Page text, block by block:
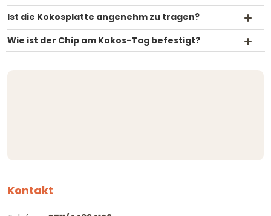
Ist die Kokosplatte angenehm zu tragen?
Wie ist der Chip am Kokos-Tag befestigt?
Kontakt